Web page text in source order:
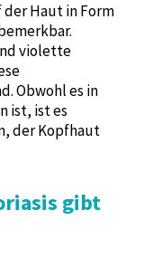
der Haut in Form
violette
Obwohl es in
ist, ist es
der Kopfhaut
gibt